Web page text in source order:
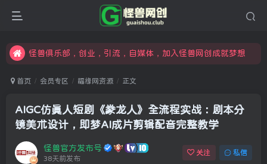
限时开通会员更享折扣，超高返佣
怪兽俱乐部，创业，引流，自媒体，加入怪兽网创成就梦想
首页 会员专区 福缘网资源 正文
AIGC仿真人短剧《豢龙人》全流程实战：剧本分
镜美术设计，即梦AI成片剪辑配音完整教学
怪兽官方发布号
38天前发布
关注 私信